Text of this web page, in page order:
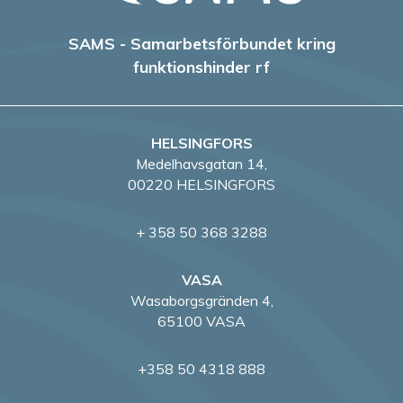
SAMS - Samarbetsförbundet kring
funktionshinder rf
HELSINGFORS
Medelhavsgatan 14,
00220 HELSINGFORS
+ 358 50 368 3288
VASA
Wasaborgsgränden 4,
65100 VASA
+358 50 4318 888